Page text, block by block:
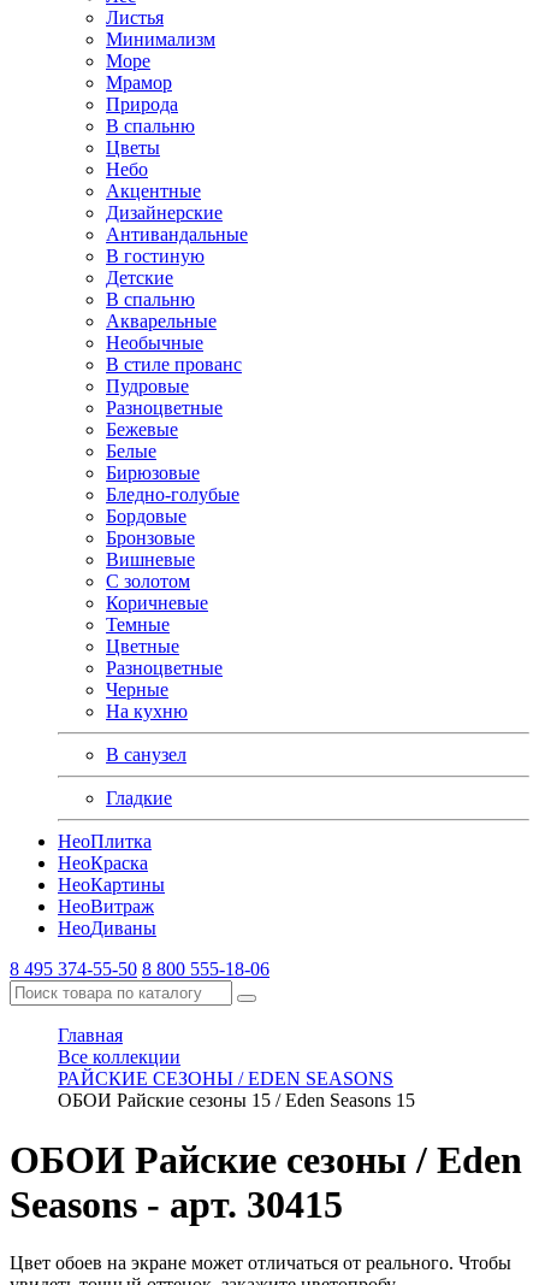
Листья
Минимализм
Море
Мрамор
Природа
В спальню
Цветы
Небо
Акцентные
Дизайнерские
Антивандальные
В гостиную
Детские
В спальню
Акварельные
Необычные
В стиле прованс
Пудровые
Разноцветные
Бежевые
Белые
Бирюзовые
Бледно-голубые
Бордовые
Бронзовые
Вишневые
С золотом
Коричневые
Темные
Цветные
Разноцветные
Черные
На кухню
В санузел
Гладкие
НеоПлитка
НеоКраска
НеоКартины
НеоВитраж
НеоДиваны
8 495 374-55-50 8 800 555-18-06
Главная
Все коллекции
РАЙСКИЕ СЕЗОНЫ / EDEN SEASONS
ОБОИ Райские сезоны 15 / Eden Seasons 15
ОБОИ Райские сезоны / Eden
Seasons - арт. 30415
Цвет обоев на экране может отличаться от реального. Чтобы